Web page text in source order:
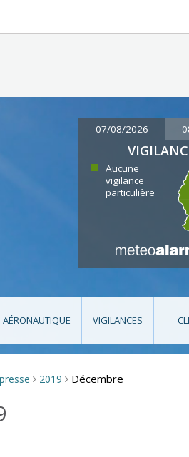
07/08/2026
Aucune
vigilance
particulière
AÉRONAUTIQUE VIGILANCES
> 2019 > Décembre